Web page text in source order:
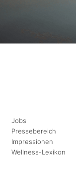
Jobs
Pressebereich
Impressionen
Wellness-Lexikon